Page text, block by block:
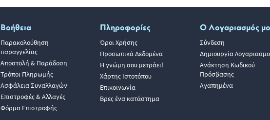
Βοήθεια
Παρακολούθηση
παραγγελίας
Αποστολή & Παράδοση
Τρόποι Πληρωμής
Ασφάλεια Συναλλαγών
Επιστροφές & Αλλαγές
Φόρμα Επιστροφής
Πληροφορίες
Όροι Χρήσης
Προσωπικά Δεδομένα
Η γνώμη σου μετράει!
Χάρτης Ιστοτόπου
Επικοινωνία
Βρες ένα κατάστημα
Ο Λογαριασμός
Σύνδεση
Δημιουργία
Ανάκτηση Κωδικού
Πρόσβασης
Αγαπημένα